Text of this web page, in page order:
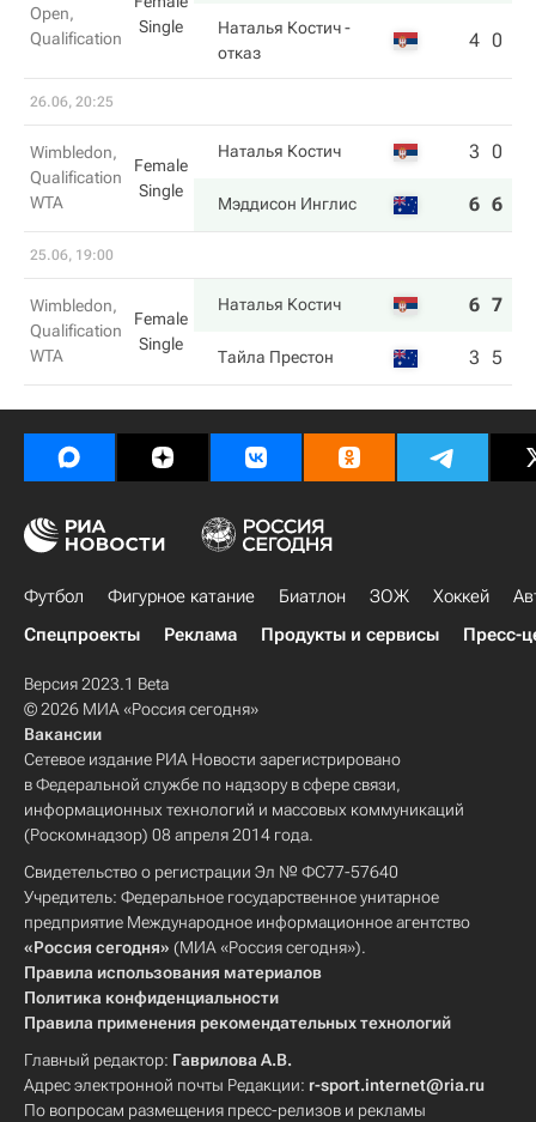
Open,
Qualification
Single
Наталья Костич-
отказ
4 0
26.06, 20:25
Wimbledon,
Qualification
WTA
Female
Single
Наталья Костич 3 0
Мэддисон Инглис 6 6
25.06, 19:00
Wimbledon,
Qualification
WTA
Female
Single
Наталья Костич 6 7
Тайла Престон 3 5
Футбол Фигурное катание Биатлон ЗОЖ Хоккей
Спецпроекты
Реклама Продукты и сервисы Пресс-
Версия 2023.1 Beta
© 2026 МИА «Россия сегодня»
Вакансии
Сетевое издание РИА Новости зарегистрировано
в Федеральной службе по надзору в сфере связи,
информационных технологий и массовых коммуникаций
(Роскомнадзор) 08 апреля 2014 года.
Свидетельство о регистрации Эл № ФС77-57640
Учредитель: Федеральное государственное унитарное
предприятие Международное информационное агентство
«Россия сегодня» (МИА «Россия сегодня»).
Правила использования материалов
Политика конфиденциальности
Правила применения рекомендательных технологий
Главный редактор: Гаврилова А.В.
Адрес электронной почты Редакции: r-sport.internet@ria.ru
По вопросам размещения пресс-релизов и рекламы